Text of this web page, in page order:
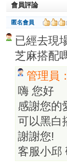
會員評論
匿名會員
已經去現
芝麻搭配
管理員：
嗨 您好
感謝您的
可以黑白
謝謝您!
客服小邱